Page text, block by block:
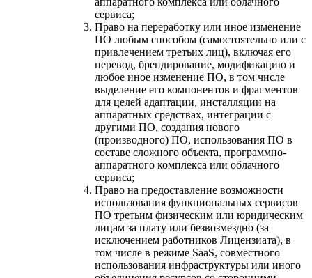
сервиса;
Право на переработку или иное изменение
ПО любым способом (самостоятельно или с
привлечением третьих лиц), включая его
перевод, брендирование, модификацию и
любое иное изменение ПО, в том числе
выделение его компонентов и фрагментов
для целей адаптации, инсталляции на
аппаратных средствах, интеграции с
другими ПО, создания нового
(производного) ПО, использования ПО в
составе сложного объекта, программно-
аппаратного комплекса или облачного
сервиса;
Право на предоставление возможности
использования функциональных сервисов
ПО третьим физическим или юридическим
лицам за плату или безвозмездно (за
исключением работников Лицензиата), в
том числе в режиме SaaS, совместного
использования инфраструктуры или иного